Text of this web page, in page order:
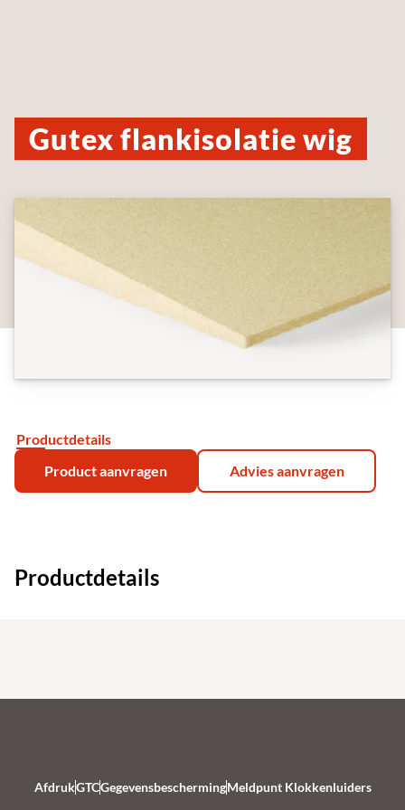
Gutex flankisolatie wig
Productdetails
Product aanvragen
Advies aanvragen
Productdetails
AfdrukGTCGegevensbeschermingMeldpunt Klokkenluiders